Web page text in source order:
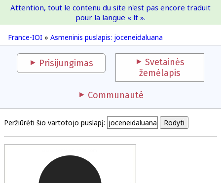
France-IOI
France-IOI » Asmeninis puslapis: joceneidaluana
Attention, tout le contenu du site n'est pas encore traduit
pour la langue « lt ».
Prisijungimas
Svetainės
žemėlapis
Communauté
Peržiūrėti šio vartotojo puslapį: